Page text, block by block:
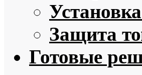
Защита
Готовые